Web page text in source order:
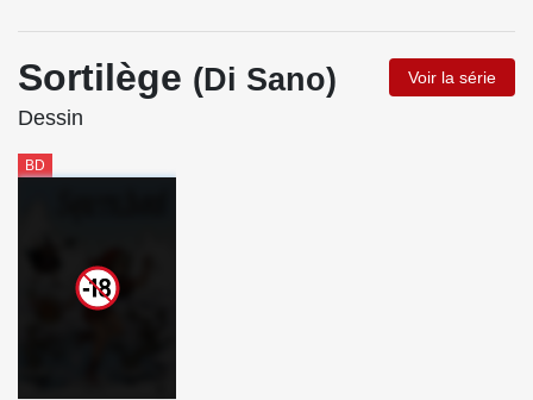
Sortilège (Di Sano) Voir la série
Dessin
BD